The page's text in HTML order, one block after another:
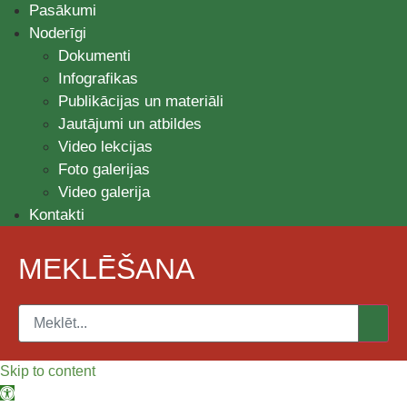
Pasākumi
Noderīgi
Dokumenti
Infografikas
Publikācijas un materiāli
Jautājumi un atbildes
Video lekcijas
Foto galerijas
Video galerija
Kontakti
MEKLĒŠANA
Skip to content
Open toolbar